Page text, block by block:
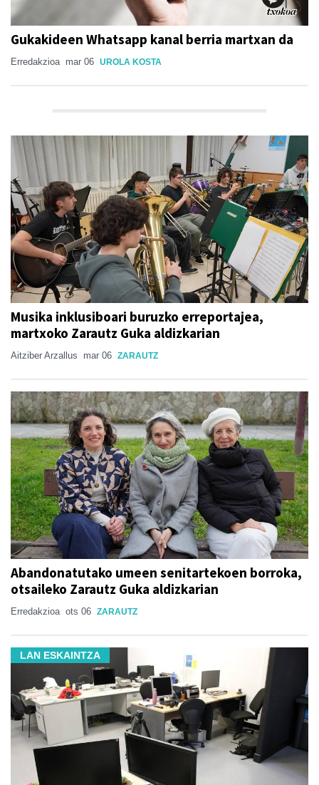
Gukakideen Whatsapp kanal berria martxan da
Erredakzioa mar 06 UROLA KOSTA
Musika inklusiboari buruzko erreportajea,
martxoko Zarautz Guka aldizkarian
Aitziber Arzallus mar 06 ZARAUTZ
Abandonatutako umeen senitartekoen borroka,
otsaileko Zarautz Guka aldizkarian
Erredakzioa ots 06 ZARAUTZ
LAN ESKAINTZA